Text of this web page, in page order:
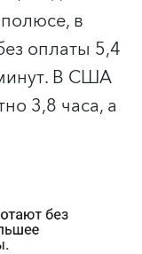
в
оплаты 5,4
В США
3,8 часа, а